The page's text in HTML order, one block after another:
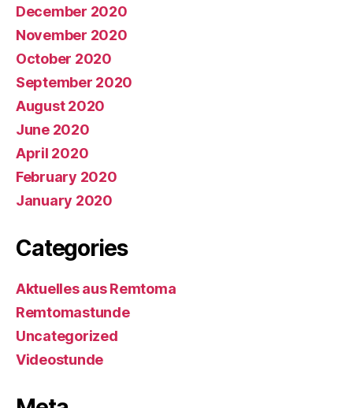
December 2020
November 2020
October 2020
September 2020
August 2020
June 2020
April 2020
February 2020
January 2020
Categories
Aktuelles aus Remtoma
Remtomastunde
Uncategorized
Videostunde